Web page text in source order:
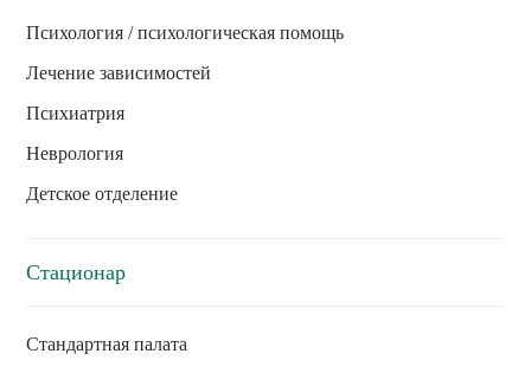
Психология / психологическая помощь
Лечение зависимостей
Психиатрия
Неврология
Детское отделение
Стационар
Стандартная палата